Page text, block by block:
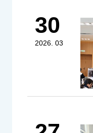
30
2026. 03